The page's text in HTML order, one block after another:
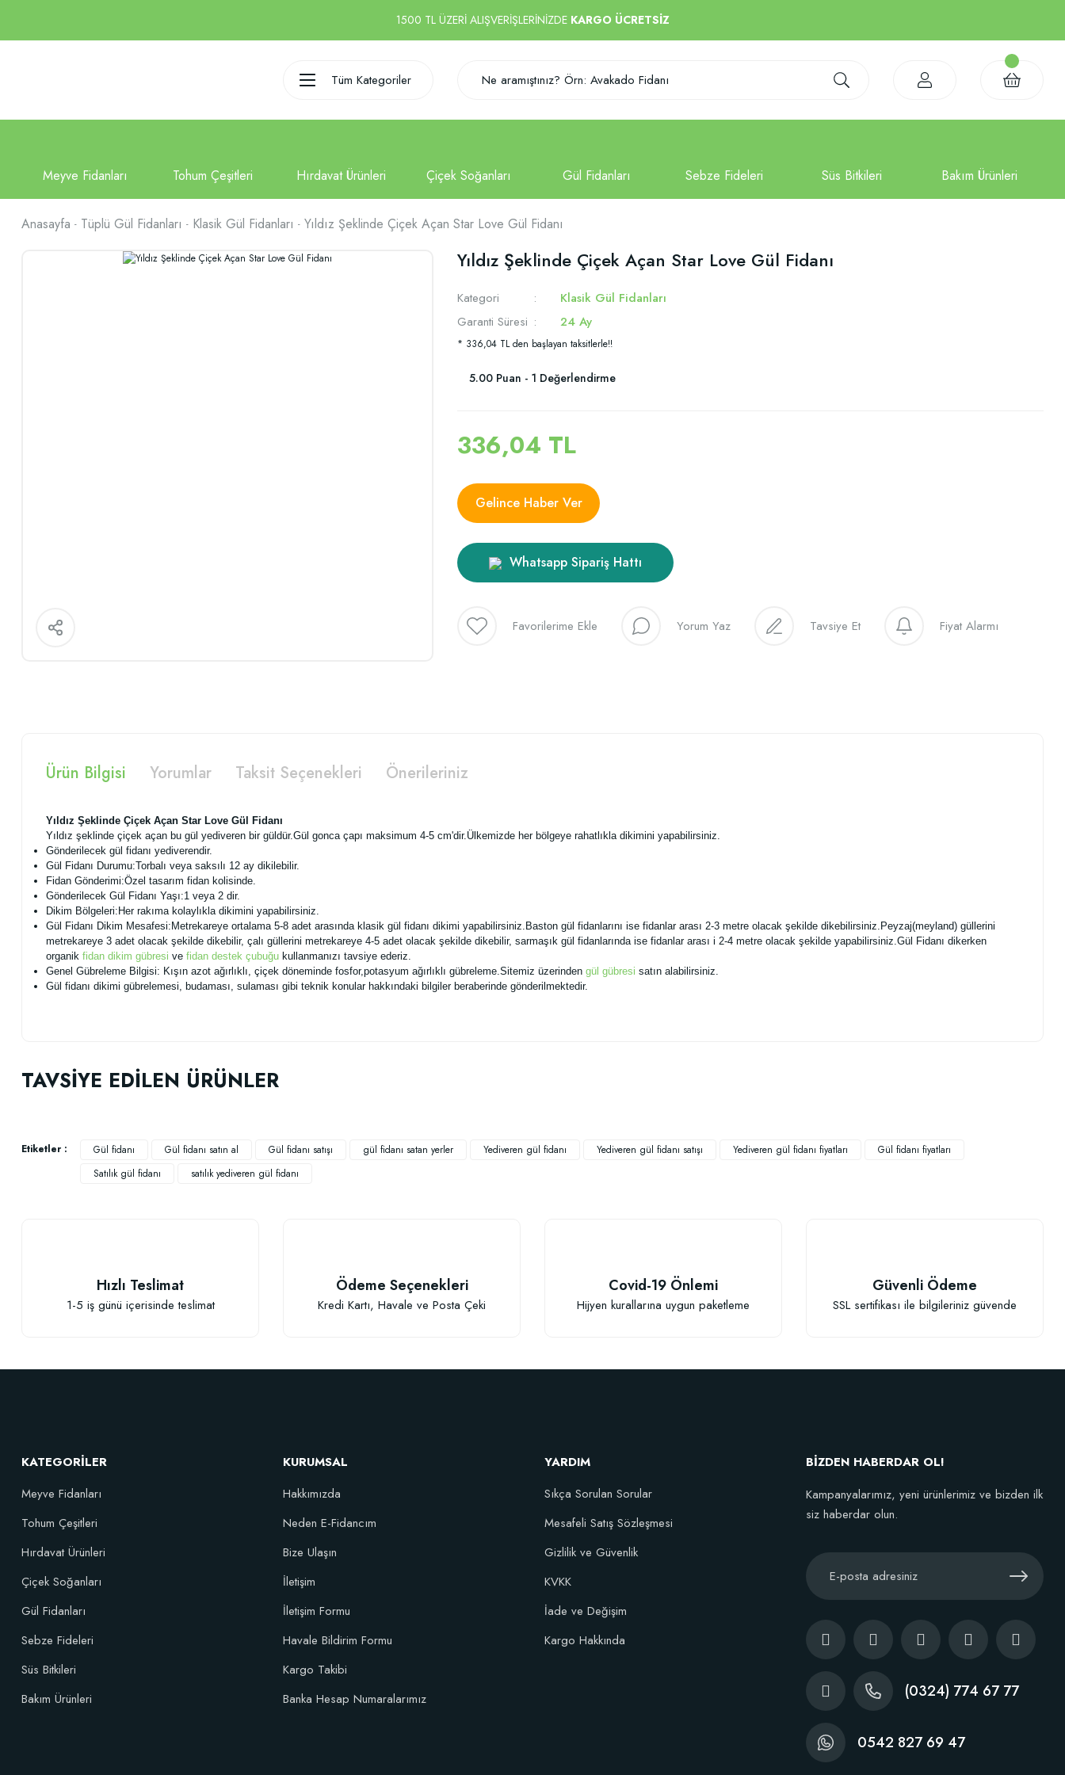
1500 TL ÜZERİ ALIŞVERİŞLERİNİZDE KARGO ÜCRETSİZ
Tüm Kategoriler
Anasayfa Tüplü Gül Fidanları Klasik Gül Fidanları Yıldız Şeklinde Çiçek Açan Star Love Gül Fidanı
Yıldız Şeklinde Çiçek Açan Star Love Gül Fidanı
Kategori
Klasik Gül Fidanları
Garanti Süresi
24 Ay
* 336,04 TL den başlayan taksitlerle!!
5.00 Puan - 1 Değerlendirme
336,04 TL
Gelince Haber Ver
Whatsapp Sipariş Hattı
Yorum Yaz Tavsiye Et Fiyat Alarmı
Ürün Bilgisi Yorumlar Taksit Seçenekleri Önerileriniz
Yıldız Şeklinde Çiçek Açan Star Love Gül Fidanı
Yıldız şeklinde çiçek açan bu gül yediveren bir güldür.Gül gonca çapı maksimum 4-5 cm'dir.Ülkemizde her bölgeye rahatlıkla dikimini yapabilirsiniz.
Gönderilecek gül fidanı yediverendir.
Gül Fidanı Durumu:Torbalı veya saksılı 12 ay dikilebilir.
Fidan Gönderimi:Özel tasarım fidan kolisinde.
Gönderilecek Gül Fidanı Yaşı:1 veya 2 dir.
Dikim Bölgeleri:Her rakıma kolaylıkla dikimini yapabilirsiniz.
Gül Fidanı Dikim Mesafesi:Metrekareye ortalama 5-8 adet arasında klasik gül fidanı dikimi yapabilirsiniz.Baston gül fidanlarını ise fidanlar arası 2-3 metre olacak şekilde dikebilirsiniz.Peyzaj(meyland) güllerini
metrekareye 3 adet olacak şekilde dikebilir, çalı güllerini metrekareye 4-5 adet olacak şekilde dikebilir, sarmaşık gül fidanlarında ise fidanlar arası i 2-4 metre olacak şekilde yapabilirsiniz.Gül Fidanı dikerken
organik fidan dikim gübresi ve fidan destek çubuğu kullanmanızı tavsiye ederiz.
Genel Gübreleme Bilgisi: Kışın azot ağırlıklı, çiçek döneminde fosfor,potasyum ağırlıklı gübreleme.Sitemiz üzerinden gül gübresi satın alabilirsiniz.
Gül fidanı dikimi gübrelemesi, budaması, sulaması gibi teknik konular hakkındaki bilgiler beraberinde gönderilmektedir.
Peyzajda toplu dikim uygun mudur ? Kaç tane yan yana ??
Melike KAVALA | 16/04/2018
Ürün bilgilerinde hatalar bulunuyor.
Ürün fiyatı diğer sitelerden daha pahalı.
TAVSİYE EDİLEN ÜRÜNLER
Özel Karışım Fidan Tutma Yüzdesini Arttıran Organik Dikim Gübresi (10 fidan için)
107,89 TL
Sepete Ekle
Etiketler : Gül fidanı Gül fidanı satın al Gül fidanı satışı gül fidanı satan yerler Yediveren gül fidanı Yediveren gül fidanı satışı Yediveren gül fidanı fiyatları
Gül fidanı fiyatları
Satılık gül fidanı
satılık yediveren gül fidanı
Hızlı Teslimat
1-5 iş günü içerisinde teslimat
Ödeme Seçenekleri
Kredi Kartı, Havale ve Posta Çeki
Covid-19 Önlemi
Hijyen kurallarına uygun paketleme
Güvenli Ödeme
SSL sertifikası ile bilgileriniz güvende
KATEGORİLER
Meyve Fidanları
Tohum Çeşitleri
Hırdavat Ürünleri
Çiçek Soğanları
Gül Fidanları
Sebze Fideleri
Süs Bitkileri
Bakım Ürünleri
KURUMSAL
Hakkımızda
Neden E-Fidancım
Bize Ulaşın
İletişim
İletişim Formu
Havale Bildirim Formu
Kargo Takibi
Banka Hesap Numaralarımız
YARDIM
Sıkça Sorulan Sorular
Mesafeli Satış Sözleşmesi
Gizlilik ve Güvenlik
KVKK
İade ve Değişim
Kargo Hakkında
BİZDEN HABERDAR OL!
Kampanyalarımız, yeni ürünlerimiz ve bizden ilk
siz haberdar olun.
(0324) 774 67 77
0542 827 69 47